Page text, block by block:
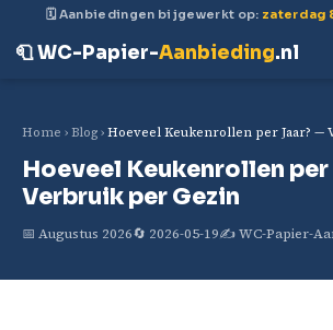
🗓 Aanbiedingen bijgewerkt op: zaterdag
🧻 WC-Papier-Aanbieding.nl
Home ›Blog›Hoeveel Keukenrollen per Jaar? —
Hoeveel Keukenrollen
Verbruik per Gezin
📅 Augustus 2026🔄 2026-05-19✍️ WC-Papier-